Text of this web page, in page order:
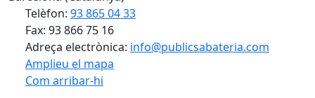
Telèfon: 93 865 04 33
Fax: 93 866 75 16
Adreça electrònica: info@publicsabateria.com
Amplieu el mapa
Com arribar-hi